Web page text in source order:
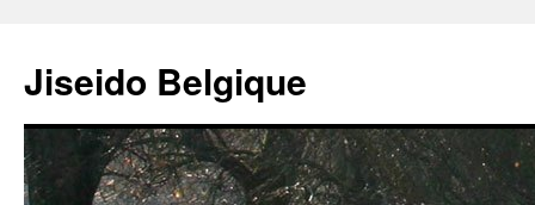
Jiseido Belgique